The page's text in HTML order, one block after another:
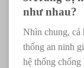
như nhau?
Nhìn chung, cả
thống an ninh
hệ thống